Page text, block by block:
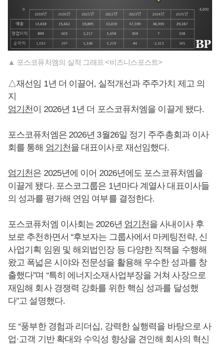
▲ 포스코퓨처엠의 실적 그래프 <비즈니스포스트>
△재선임 1년 더 이끌어, 실적개선과 주주가치 제고 의
지
엄기천이 2026년 1년 더 포스코퓨처엠을 이끌게 됐다.
포스코퓨처엠은 2026년 3월26일 정기 주주총회과 이사
회를 통해 엄기천을 대표이사로 재선임했다.
엄기천은 2025년에 이어 2026년에도 포스코퓨처엠을
이끌게 됐다. 포스코그룹은 1년마다 계열사 대표이사들
의 성과를 평가해 연임 여부를 결정한다.
포스코퓨처엠 이사회는 2026년 엄기천을 사내이사 후
보로 추천하면서 “후보자는 그룹사에서 마케팅전략, 신
사업기획 임원 및 해외법인장 등 다양한 직책을 수행해
왔고 폭넓은 시야와 전문성을 활용해 우수한 성과를 창
출했다”며 “특히 에너지소재사업부장을 거쳐 사장으로
재임해 회사 경쟁력 강화를 위한 핵심 성과를 달성했
다”고 설명했다.
또 “풍부한 경험과 리더십, 강력한 실행력을 바탕으로 사
업·고객 기반 확대와 수익성 향상을 견인해 회사의 혁신